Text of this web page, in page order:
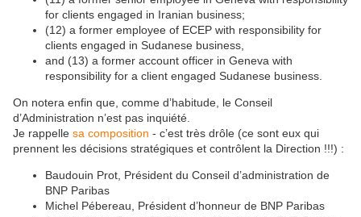
for clients engaged in Iranian business;
(12) a former employee of ECEP with responsibility for
clients engaged in Sudanese business,
and (13) a former account officer in Geneva with
responsibility for a client engaged Sudanese business.
On notera enfin que, comme d’habitude, le Conseil
d’Administration n’est pas inquiété.
Je rappelle sa composition - c’est très drôle (ce sont eux qui
prennent les décisions stratégiques et contrôlent la Direction !!!) :
Baudouin Prot, Président du Conseil d’administration de
BNP Paribas
Michel Pébereau, Président d’honneur de BNP Paribas